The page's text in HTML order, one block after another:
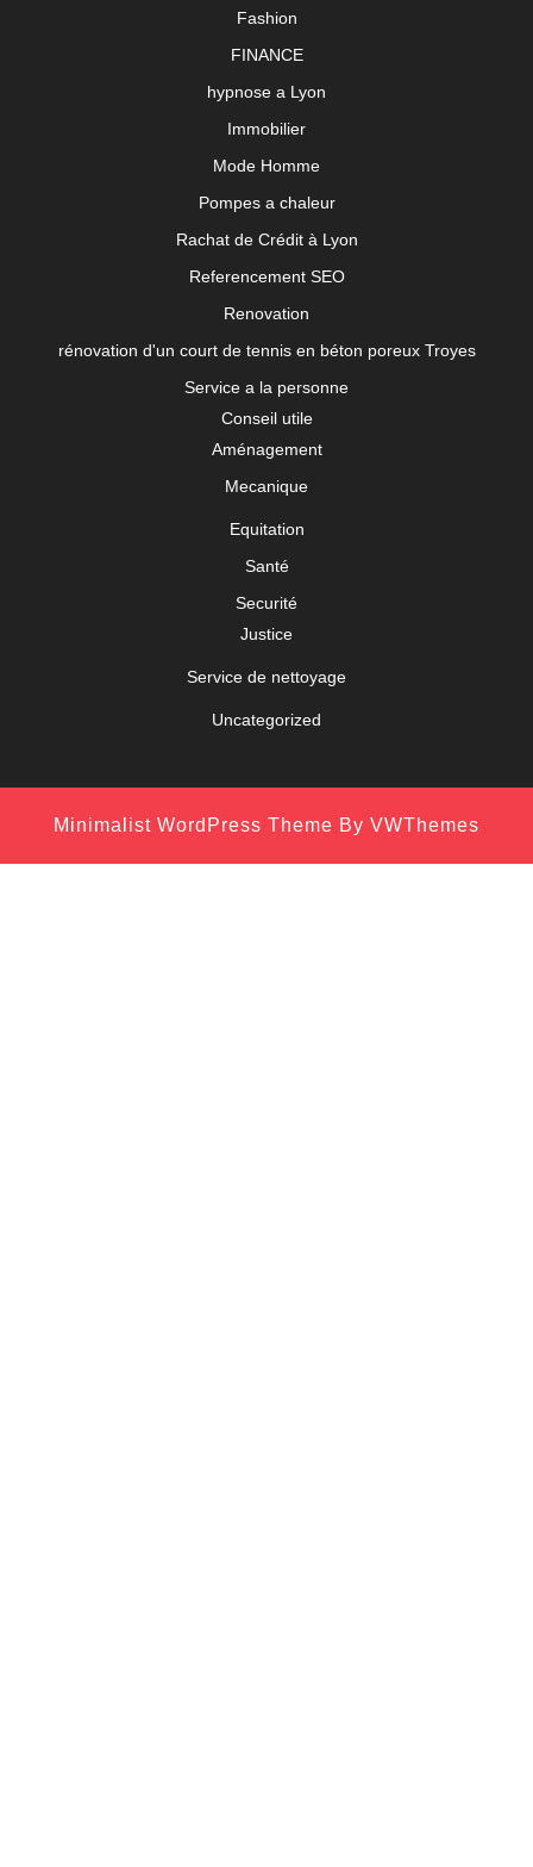
Fashion
FINANCE
hypnose a Lyon
Immobilier
Mode Homme
Pompes a chaleur
Rachat de Crédit à Lyon
Referencement SEO
Renovation
rénovation d'un court de tennis en béton poreux Troyes
Service a la personne
Conseil utile
Aménagement
Mecanique
Equitation
Santé
Securité
Justice
Service de nettoyage
Uncategorized
Minimalist WordPress Theme By VWThemes